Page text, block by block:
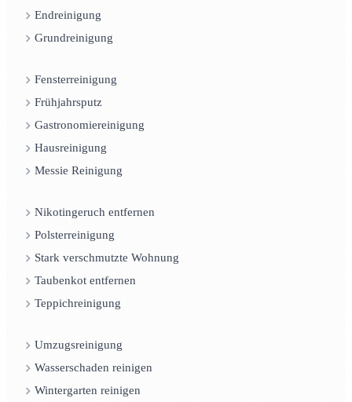
Endreinigung
Grundreinigung
Fensterreinigung
Frühjahrsputz
Gastronomiereinigung
Hausreinigung
Messie Reinigung
Nikotingeruch entfernen
Polsterreinigung
Stark verschmutzte Wohnung
Taubenkot entfernen
Teppichreinigung
Umzugsreinigung
Wasserschaden reinigen
Wintergarten reinigen